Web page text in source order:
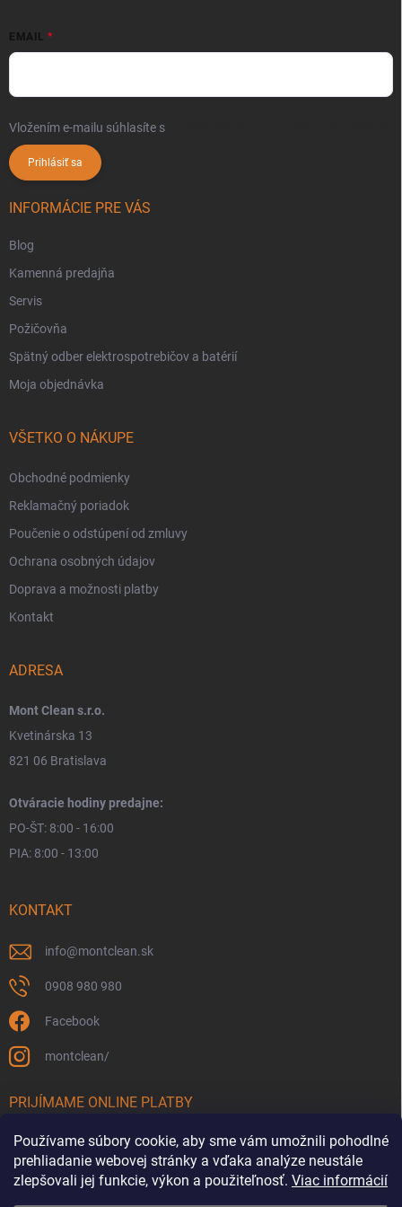
Používame súbory cookie, aby sme vám umožnili pohodlné
prehliadanie webovej stránky a vďaka analýze neustále
zlepšovali jej funkcie, výkon a použiteľnosť. Viac informácií
EMAIL
Vložením e-mailu súhlasíte s
Prihlásiť sa
INFORMÁCIE PRE VÁS
Blog
Kamenná predajňa
Servis
Požičovňa
Spätný odber elektrospotrebičov a batérií
Moja objednávka
VŠETKO O NÁKUPE
Obchodné podmienky
Reklamačný poriadok
Poučenie o odstúpení od zmluvy
Ochrana osobných údajov
Doprava a možnosti platby
Kontakt
ADRESA
Mont Clean s.r.o.
Kvetinárska 13
821 06 Bratislava
Otváracie hodiny predajne:
PO-ŠT: 8:00 - 16:00
PIA: 8:00 - 13:00
KONTAKT
info@montclean.sk
0908 980 980
Facebook
montclean/
PRIJÍMAME ONLINE PLATBY